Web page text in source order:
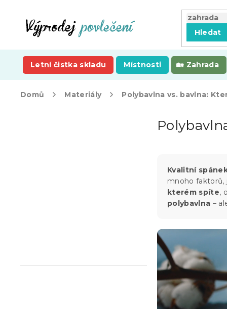
Hledat
Letní čistka skladu Místnosti Zahrada
Domů Materiály Polybavlna vs. bavlna:
Kvalitní
mnoho faktorů,
kterém spíte,
polybavlna –